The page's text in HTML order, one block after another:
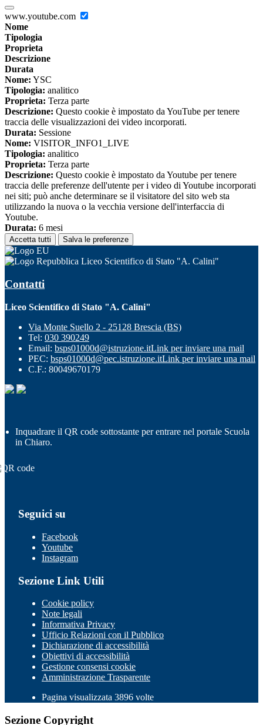
www.youtube.com
Nome
Tipologia
Proprieta
Descrizione
Durata
Nome: YSC
Tipologia: analitico
Proprieta: Terza parte
Descrizione: Questo cookie è impostato da YouTube per tenere
traccia delle visualizzazioni dei video incorporati.
Durata: Sessione
Nome: VISITOR_INFO1_LIVE
Tipologia: analitico
Proprieta: Terza parte
Descrizione: Questo cookie è impostato da Youtube per tenere
traccia delle preferenze dell'utente per i video di Youtube incorporati
nei siti; può anche determinare se il visitatore del sito web sta
utilizzando la nuova o la vecchia versione dell'interfaccia di
Youtube.
Durata: 6 mesi
Accetta tutti Salva le preferenze
Liceo Scientifico di Stato "A. Calini"
Contatti
Liceo Scientifico di Stato "A. Calini"
Via Monte Suello 2 - 25128 Brescia (BS)
Tel: 030 390249
Email: bsps01000d@istruzione.itLink per inviare una mail
PEC: bsps01000d@pec.istruzione.itLink per inviare una mail
C.F.: 80049670179
Inquadrare il QR code sottostante per entrare nel portale Scuola
in Chiaro.
Seguici su
Facebook
Youtube
Instagram
Sezione Link Utili
Cookie policy
Note legali
Informativa Privacy
Ufficio Relazioni con il Pubblico
Dichiarazione di accessibilità
Obiettivi di accessibilità
Gestione consensi cookie
Amministrazione Trasparente
Pagina visualizzata 3896 volte
Sezione Copyright